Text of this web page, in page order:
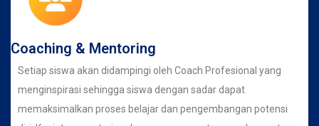
Coaching & Mentoring
Setiap siswa akan didampingi oleh Coach Profesional yang
menginspirasi sehingga siswa dengan sadar dapat
memaksimalkan proses belajar dan pengembangan potensi